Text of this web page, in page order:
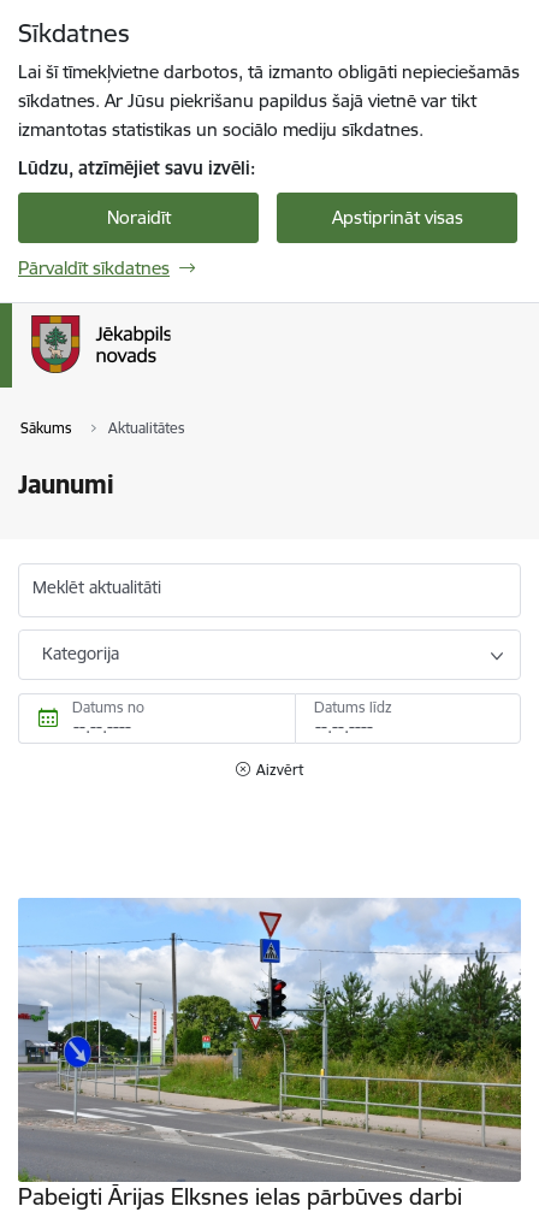
Sīkdatnes
Lai šī tīmekļvietne darbotos, tā izmanto obligāti nepieciešamās
sīkdatnes. Ar Jūsu piekrišanu papildus šajā vietnē var tikt
izmantotas statistikas un sociālo mediju sīkdatnes.
Lūdzu, atzīmējiet savu izvēli:
Noraidīt Apstiprināt visas
Pārvaldīt sīkdatnes
Sākums Aktualitātes
Jaunumi
Meklēt aktualitāti
Kategorija
Datums no Datums līdz
Aizvērt
Pabeigti Ārijas Elksnes ielas pārbūves darbi